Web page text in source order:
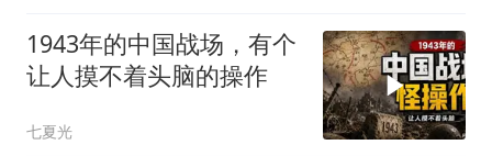
1943年的中国战场，有个
让人摸不着头脑的操作
七夏光